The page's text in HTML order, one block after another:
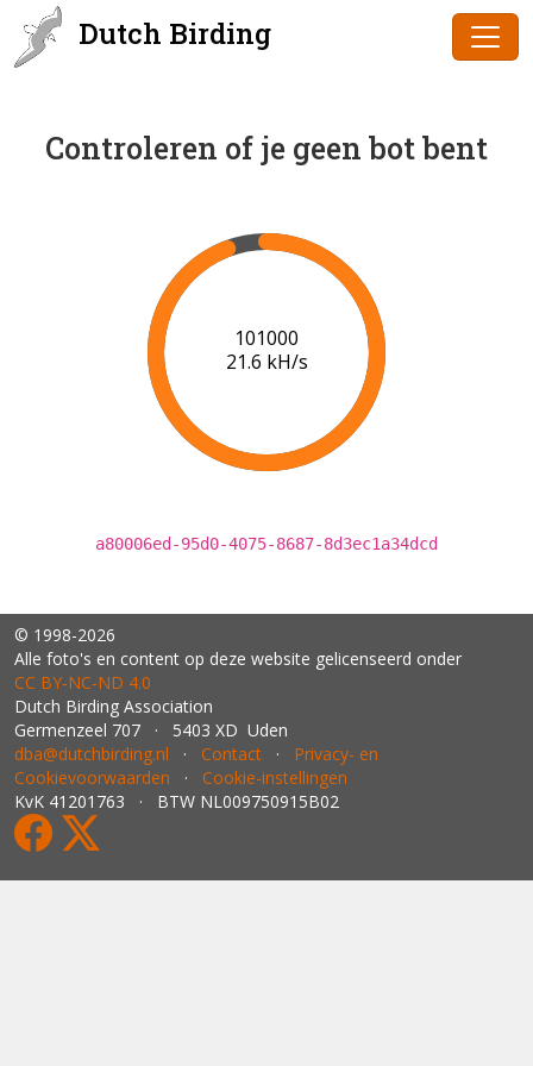
Dutch Birding
Controleren of je geen bot bent
102000
21.6 kH/s
a80006ed-95d0-4075-8687-8d3ec1a34dcd
© 1998-2026
Alle foto's en content op deze website gelicenseerd onder
CC BY‑NC‑ND 4.0
Dutch Birding Association
Germenzeel 707 · 5403 XD Uden
dba@dutchbirding.nl · Contact · Privacy- en
Cookievoorwaarden · Cookie-instellingen
KvK 41201763 · BTW NL009750915B02